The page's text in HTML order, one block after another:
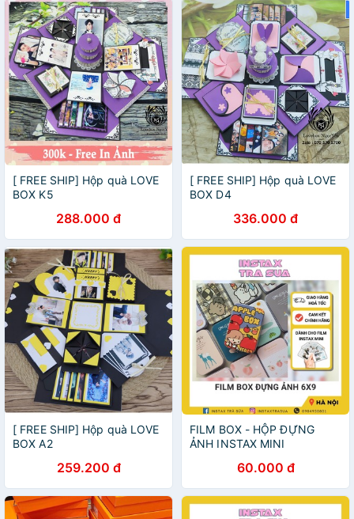
[ FREE SHIP] Hộp quà LOVE
BOX K5
288.000 đ
[ FREE SHIP] Hộp quà LOVE
BOX D4
336.000 đ
[ FREE SHIP] Hộp quà LOVE
BOX A2
259.200 đ
FILM BOX - HỘP ĐỰNG
ẢNH INSTAX MINI
60.000 đ